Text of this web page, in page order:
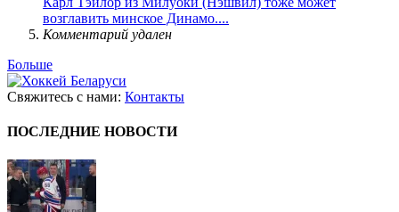
возглавить минское Динамо....
Комментарий удален
Больше
Свяжитесь с нами: Контакты
ПОСЛЕДНИЕ НОВОСТИ